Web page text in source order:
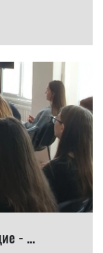
- ...